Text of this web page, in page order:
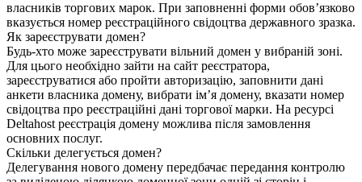
власників торгових марок. При заповненні форми обов’язково
вказується номер реєстраційного свідоцтва державного зразка.
Як зареєструвати домен?
Будь-хто може зареєструвати вільний домен у вибраній зоні.
Для цього необхідно зайти на сайт реєстратора,
зареєструватися або пройти авторизацію, заповнити дані
анкети власника домену, вибрати ім’я домену, вказати номер
свідоцтва про реєстраційні дані торгової марки. На ресурсі
Deltahost реєстрація домену можлива після замовлення
основних послуг.
Скільки делегується домен?
Делегування нового домену передбачає передання контролю